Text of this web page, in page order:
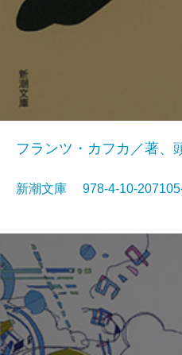
フランツ・カフカ／著、
新潮文庫 978-4-10-